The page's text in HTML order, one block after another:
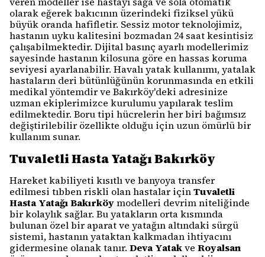
olarak eğerek bakıcının üzerindeki fiziksel yükü
büyük oranda hafifletir. Sessiz motor teknolojimiz,
hastanın uyku kalitesini bozmadan 24 saat kesintisiz
çalışabilmektedir. Dijital basınç ayarlı modellerimiz
sayesinde hastanın kilosuna göre en hassas koruma
seviyesi ayarlanabilir. Havalı yatak kullanımı, yatalak
hastaların deri bütünlüğünün korunmasında en etkili
medikal yöntemdir ve Bakırköy'deki adresinize
uzman ekiplerimizce kurulumu yapılarak teslim
edilmektedir. Boru tipi hücrelerin her biri bağımsız
değiştirilebilir özellikte olduğu için uzun ömürlü bir
kullanım sunar.
Tuvaletli Hasta Yatağı Bakırköy
Hareket kabiliyeti kısıtlı ve banyoya transfer
edilmesi tıbben riskli olan hastalar içinTuvaletli
Hasta Yatağı Bakırköymodelleri devrim niteliğinde
bir kolaylık sağlar. Bu yatakların orta kısmında
bulunan özel bir aparat ve yatağın altındaki sürgü
sistemi, hastanın yataktan kalkmadan ihtiyacını
gidermesine olanak tanır. Deva Yatakve Royalsan